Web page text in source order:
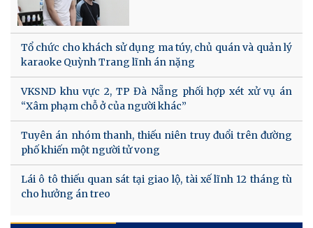
Tổ chức cho khách sử dụng ma túy, chủ quán và quản lý
karaoke Quỳnh Trang lĩnh án nặng
VKSND khu vực 2, TP Đà Nẵng phối hợp xét xử vụ án
“Xâm phạm chỗ ở của người khác”
Tuyên án nhóm thanh, thiếu niên truy đuổi trên đường
phố khiến một người tử vong
Lái ô tô thiếu quan sát tại giao lộ, tài xế lĩnh 12 tháng tù
cho hưởng án treo